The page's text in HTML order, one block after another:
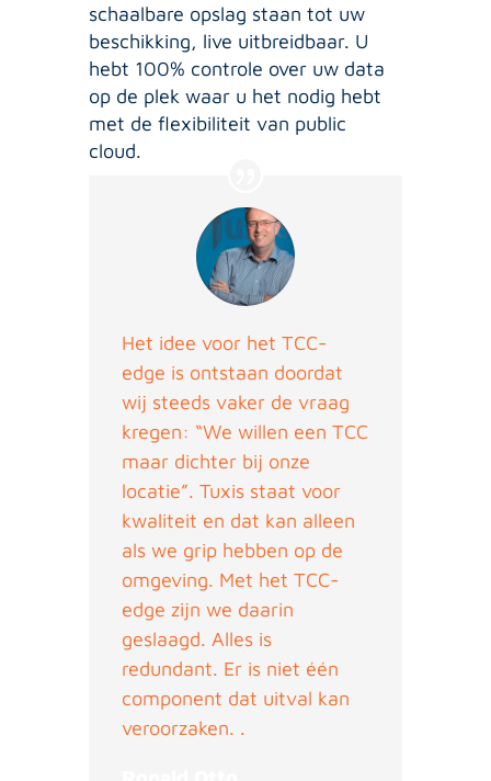
schaalbare opslag staan tot uw
beschikking, live uitbreidbaar. U
hebt 100% controle over uw data
op de plek waar u het nodig hebt
met de flexibiliteit van public
cloud.
Het idee voor het TCC-
edge is ontstaan doordat
wij steeds vaker de vraag
kregen: “We willen een TCC
maar dichter bij onze
locatie”. Tuxis staat voor
kwaliteit en dat kan alleen
als we grip hebben op de
omgeving. Met het TCC-
edge zijn we daarin
geslaagd. Alles is
redundant. Er is niet één
component dat uitval kan
veroorzaken. .